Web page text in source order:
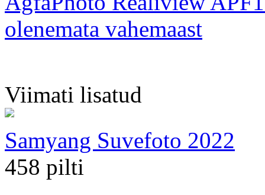
olenemata vahemaast
Viimati lisatud
Samyang Suvefoto 2022
458 pilti